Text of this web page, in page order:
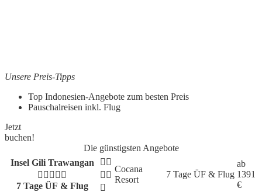
Unsere Preis-Tipps
Top Indonesien-Angebote zum besten Preis
Pauschalreisen inkl. Flug
Jetzt
buchen!
Die günstigsten Angebote
Insel Gili Trawangan
7 Tage ÜF & Flug
Cocana
Resort
7 Tage ÜF & Flug
ab
1391
€